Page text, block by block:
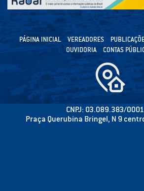
PÁGINA INICIAL VEREADORES
OUVIDORIA
CONTAS
CNPJ: 03.089.383/
Praça Querubina Bringel, N 9